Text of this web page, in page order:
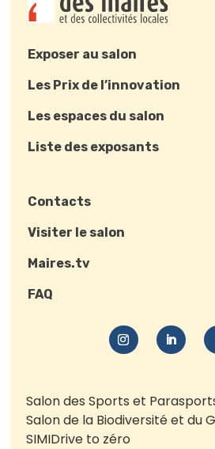
Exposer au salon
Les Prix de l’innovation
Les espaces du salon
Liste des exposants
Contacts
Visiter le salon
Maires.tv
FAQ
Salon des Sports et
Salon de la Biodiversité et du
SIMIDrive to zéro